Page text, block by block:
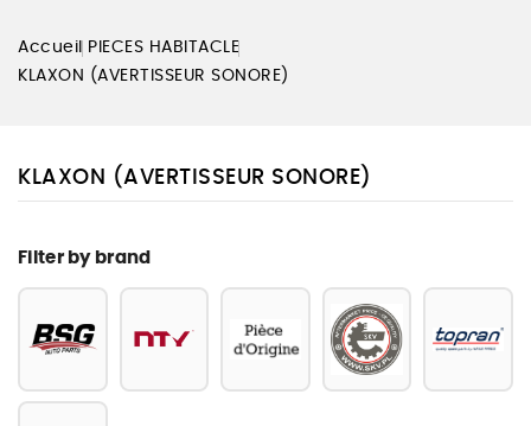
Accueil
PIECES HABITACLE
KLAXON (AVERTISSEUR SONORE)
KLAXON (AVERTISSEUR SONORE)
Filter by brand